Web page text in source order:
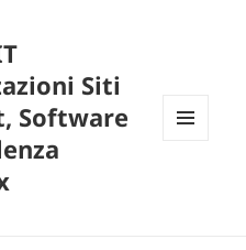
Siti
Software